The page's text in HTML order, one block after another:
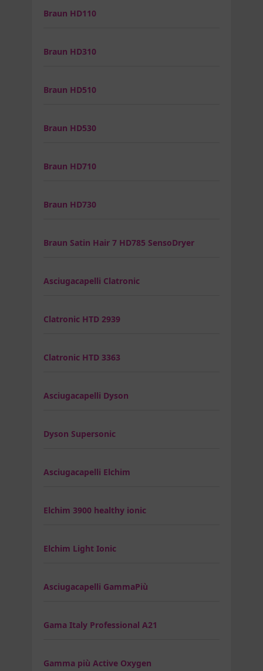
Braun HD110
Braun HD310
Braun HD510
Braun HD530
Braun HD710
Braun HD730
Braun Satin Hair 7 HD785 SensoDryer
Asciugacapelli Clatronic
Clatronic HTD 2939
Clatronic HTD 3363
Asciugacapelli Dyson
Dyson Supersonic
Asciugacapelli Elchim
Elchim 3900 healthy ionic
Elchim Light Ionic
Asciugacapelli GammaPiù
Gama Italy Professional A21
Gamma più Active Oxygen